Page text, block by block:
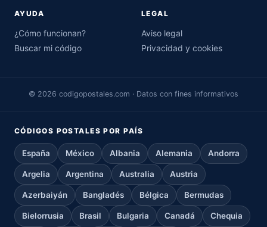
AYUDA
¿Cómo funcionan?
Buscar mi código
LEGAL
Aviso legal
Privacidad y cookies
© 2026 codigopostales.com · Datos con fines informativos
CÓDIGOS POSTALES POR PAÍS
España México Albania Alemania Andorra
Argelia Argentina Australia Austria
Azerbaiyán Bangladés Bélgica Bermudas
Bielorrusia Brasil Bulgaria Canadá Chequia